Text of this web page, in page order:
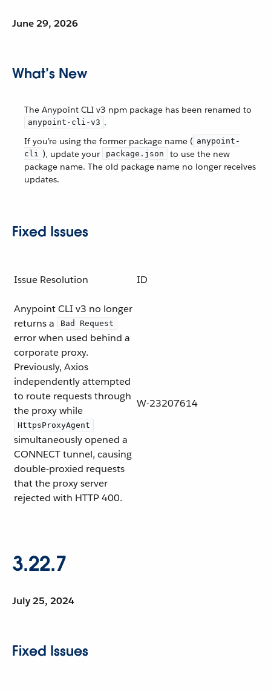
June 29, 2026
What’s New
The Anypoint CLI v3 npm package has been renamed to
anypoint-cli-v3 .
If you’re using the former package name ( anypoint-
cli ), update your package.json
to use the new
package name. The old package name no longer receives
updates.
Fixed Issues
Issue Resolution ID
Anypoint CLI v3 no longer
returns a
Bad Request
error when used behind a
corporate proxy.
Previously, Axios
independently attempted
to route requests through
the proxy while
HttpsProxyAgent
simultaneously opened a
CONNECT tunnel, causing
double-proxied requests
that the proxy server
rejected with HTTP 400.
W-23207614
3.22.7
July 25, 2024
Fixed Issues